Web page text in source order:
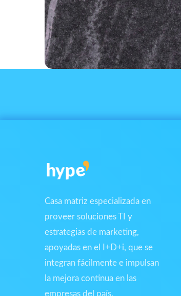
Casa matriz especializada en
proveer soluciones TI y
estrategias de marketing,
apoyadas en el I+D+i, que se
integran fácilmente e impulsan
la mejora continua en las
empresas del país.